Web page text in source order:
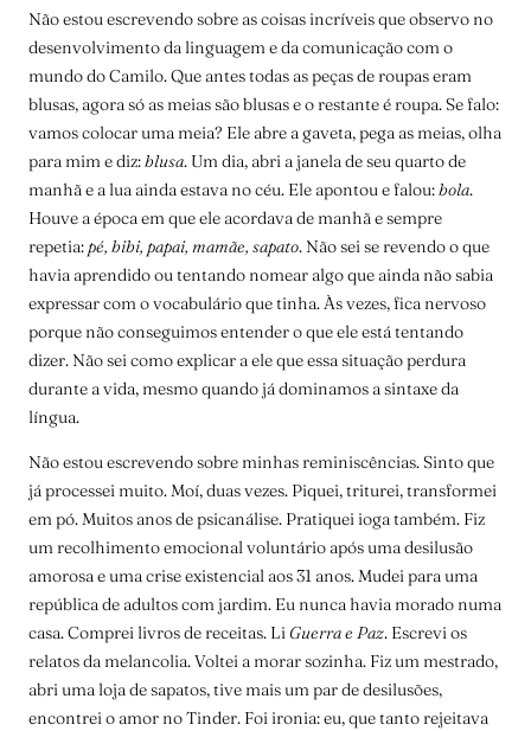
Não estou escrevendo sobre as coisas incríveis que observo no
desenvolvimento da linguagem e da comunicação com o
mundo do Camilo. Que antes todas as peças de roupas eram
blusas, agora só as meias são blusas e o restante é roupa. Se falo:
vamos colocar uma meia? Ele abre a gaveta, pega as meias, olha
para mim e diz:blusa. Um dia, abri a janela de seu quarto de
manhã e a lua ainda estava no céu. Ele apontou e falou:bola.
Houve a época em que ele acordava de manhã e sempre
repetia:pé, bibi, papai, mamãe, sapato. Não sei se revendo o que
havia aprendido ou tentando nomear algo que ainda não sabia
expressar com o vocabulário que tinha. Às vezes, fica nervoso
porque não conseguimos entender o que ele está tentando
dizer. Não sei como explicar a ele que essa situação perdura
durante a vida, mesmo quando já dominamos a sintaxe da
língua.
Não estou escrevendo sobre minhas reminiscências. Sinto que
já processei muito. Moí, duas vezes. Piquei, triturei, transformei
em pó. Muitos anos de psicanálise. Pratiquei ioga também. Fiz
um recolhimento emocional voluntário após uma desilusão
amorosa e uma crise existencial aos 31 anos. Mudei para uma
república de adultos com jardim. Eu nunca havia morado numa
casa. Comprei livros de receitas. Li Guerra e Paz. Escrevi os
relatos da melancolia. Voltei a morar sozinha. Fiz um mestrado,
abri uma loja de sapatos, tive mais um par de desilusões,
encontrei o amor no Tinder. Foi ironia: eu, que tanto rejeitava